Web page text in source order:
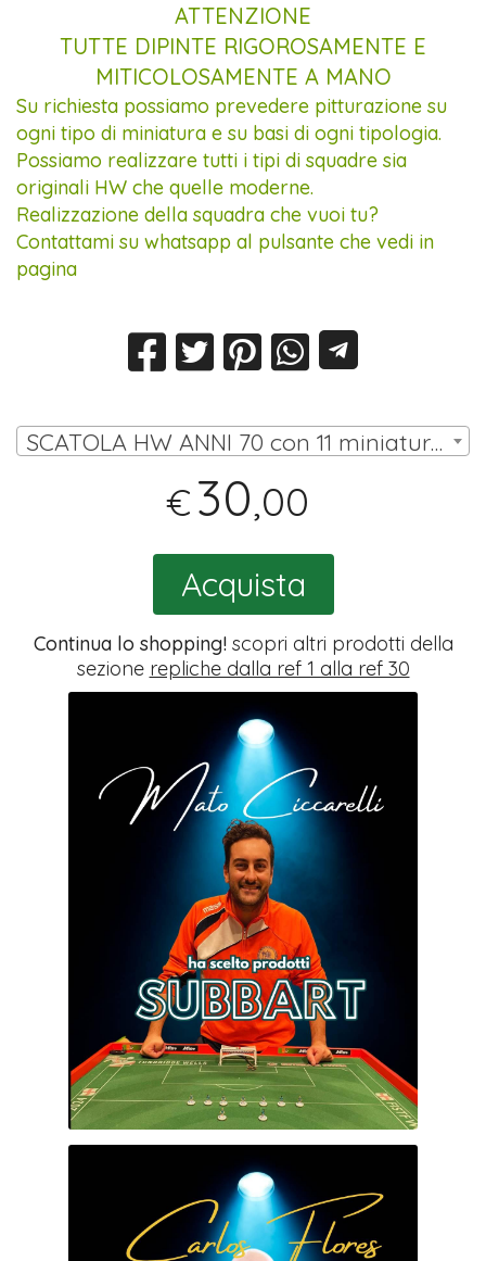
ATTENZIONE
TUTTE DIPINTE RIGOROSAMENTE E
MITICOLOSAMENTE A MANO
Su richiesta possiamo prevedere pitturazione su
ogni tipo di miniatura e su basi di ogni tipologia.
Possiamo realizzare tutti i tipi di squadre sia
originali HW che quelle moderne.
Realizzazione della squadra che vuoi tu?
Contattami su whatsapp al pulsante che vedi in
pagina
SCATOLA HW ANNI 70 con 11 miniature (10 omini, portiere su asta) | € 30,00
€30,00
Acquista
Continua lo shopping!scopri altri prodotti della
sezione repliche dalla ref 1 alla ref 30